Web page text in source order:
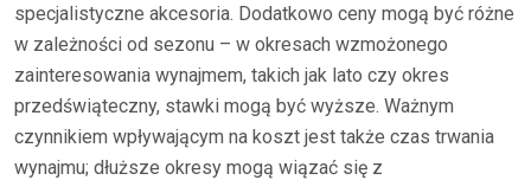
specjalistyczne akcesoria. Dodatkowo ceny mogą być różne
w zależności od sezonu – w okresach wzmożonego
zainteresowania wynajmem, takich jak lato czy okres
przedświąteczny, stawki mogą być wyższe. Ważnym
czynnikiem wpływającym na koszt jest także czas trwania
wynajmu; dłuższe okresy mogą wiązać się z